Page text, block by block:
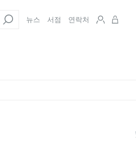
뉴스 서점 연락처